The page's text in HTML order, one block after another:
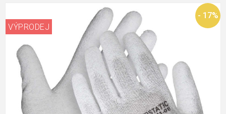
- 17%
VÝPRODEJ